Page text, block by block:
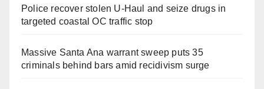
Police recover stolen U-Haul and seize drugs in
targeted coastal OC traffic stop
Massive Santa Ana warrant sweep puts 35
criminals behind bars amid recidivism surge